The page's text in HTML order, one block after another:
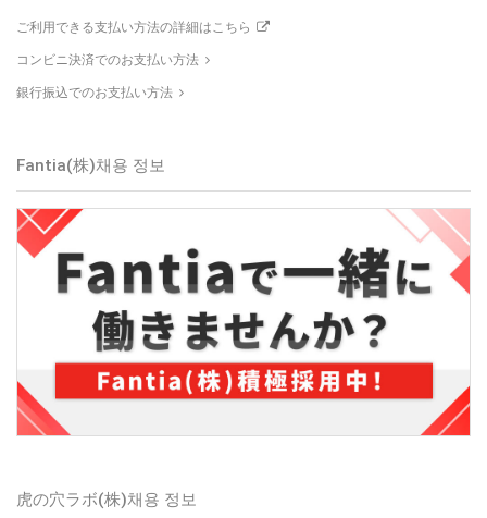
ご利用できる支払い方法の詳細はこちら
コンビニ決済でのお支払い方法
銀行振込でのお支払い方法
Fantia(株)채용 정보
虎の穴ラボ(株)채용 정보